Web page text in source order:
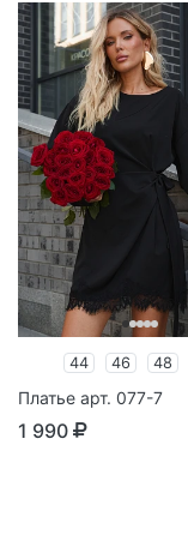
44 46 48
Платье арт. 077-7
1 990